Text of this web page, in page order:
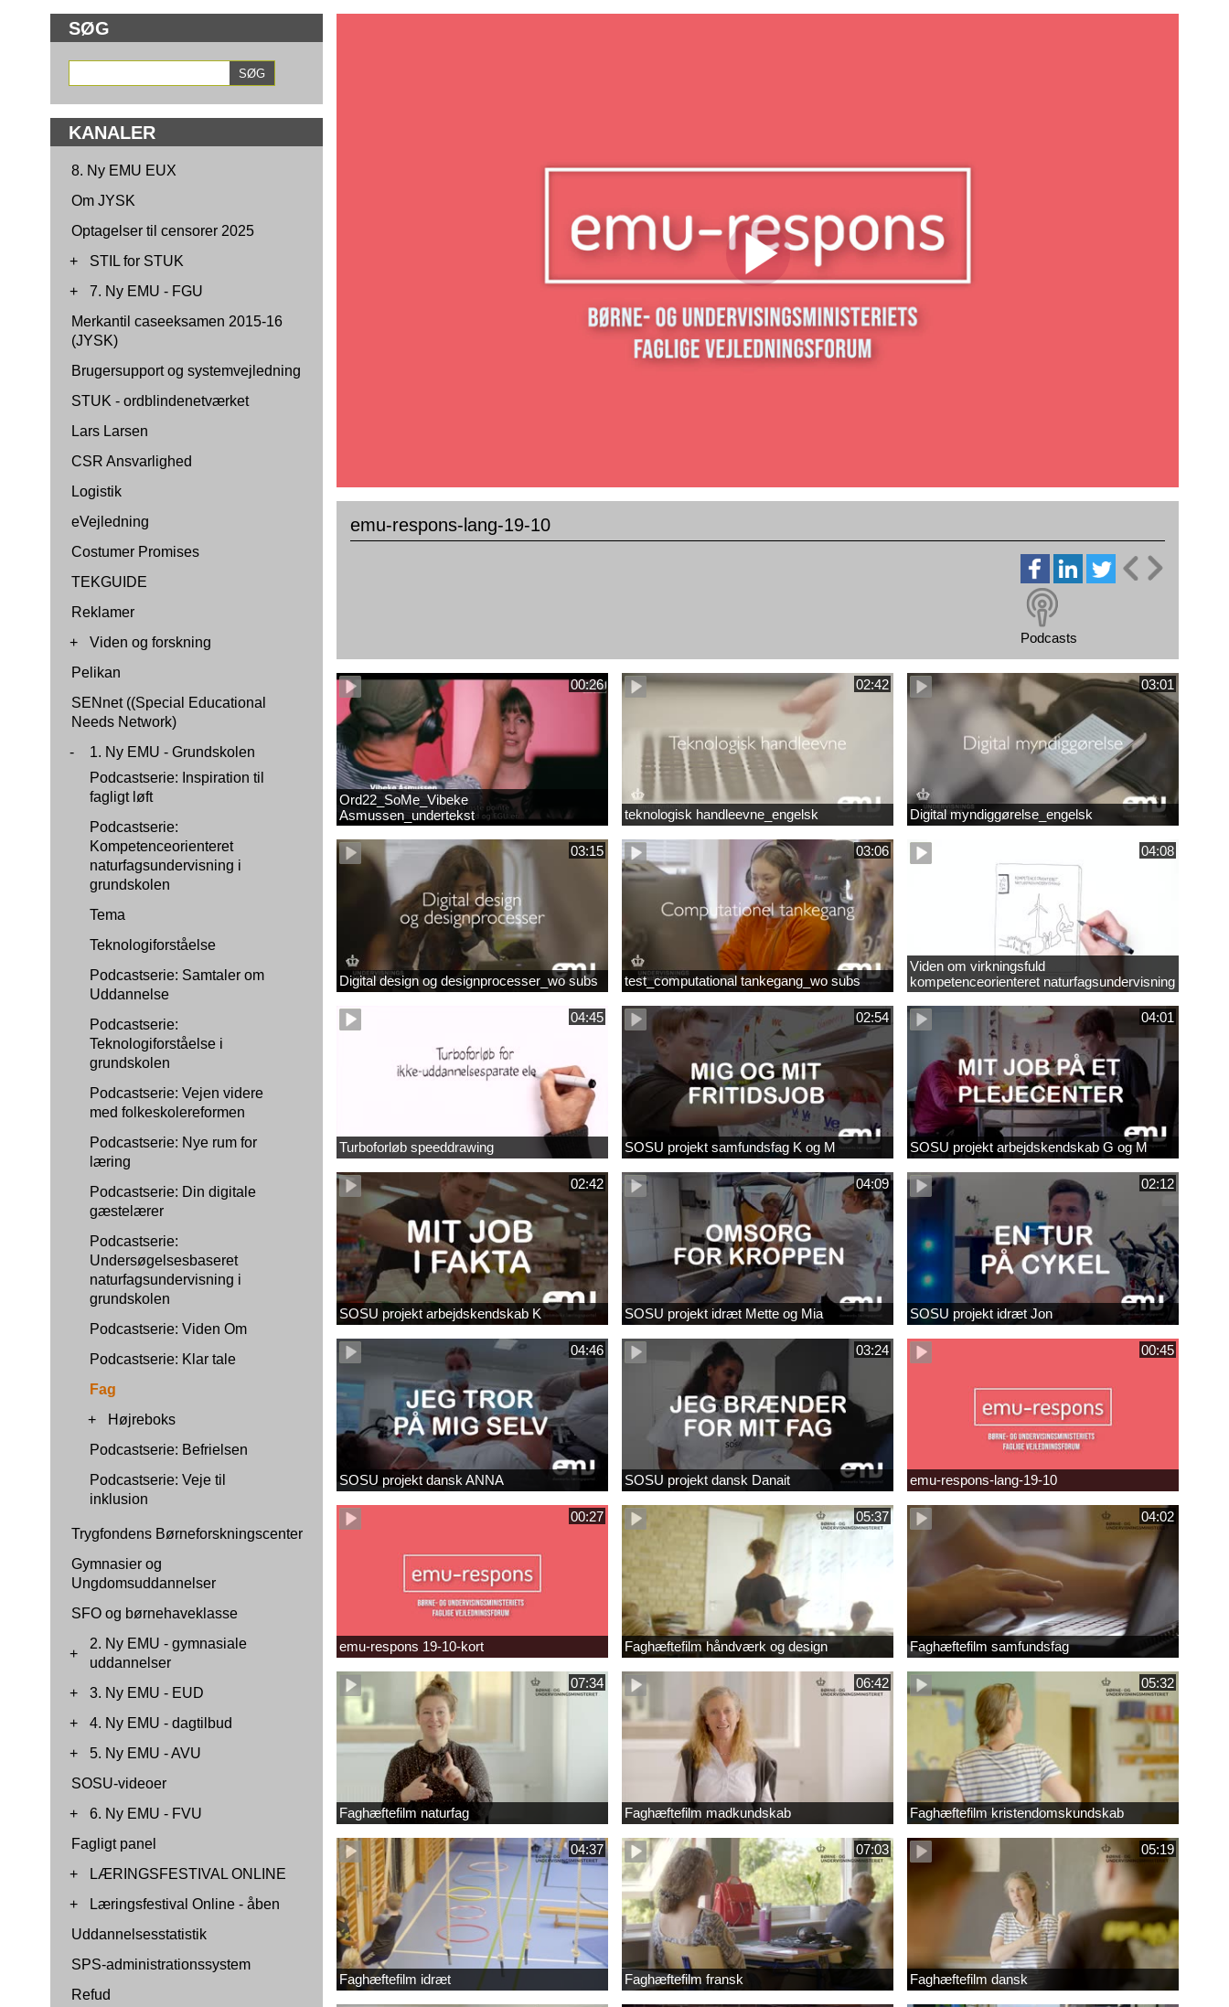
SØG
KANALER
8. Ny EMU EUX
Om JYSK
Optagelser til censorer 2025
+
STIL for STUK
+
7. Ny EMU - FGU
Merkantil caseeksamen 2015-16
(JYSK)
Brugersupport og systemvejledning
STUK - ordblindenetværket
Lars Larsen
CSR Ansvarlighed
Logistik
eVejledning
Costumer Promises
TEKGUIDE
Reklamer
+
Viden og forskning
Pelikan
SENnet ((Special Educational
Needs Network)
-
1. Ny EMU - Grundskolen
Podcastserie: Inspiration til
fagligt løft
Podcastserie:
Kompetenceorienteret
naturfagsundervisning i
grundskolen
Tema
Teknologiforståelse
Podcastserie: Samtaler om
Uddannelse
Podcastserie:
Teknologiforståelse i
grundskolen
Podcastserie: Vejen videre
med folkeskolereformen
Podcastserie: Nye rum for
læring
Podcastserie: Din digitale
gæstelærer
Podcastserie:
Undersøgelsesbaseret
naturfagsundervisning i
grundskolen
Podcastserie: Viden Om
Podcastserie: Klar tale
Fag
+
Højreboks
Podcastserie: Befrielsen
Podcastserie: Veje til
inklusion
Trygfondens Børneforskningscenter
Gymnasier og
Ungdomsuddannelser
SFO og børnehaveklasse
+
2. Ny EMU - gymnasiale
uddannelser
+
3. Ny EMU - EUD
+
4. Ny EMU - dagtilbud
+
5. Ny EMU - AVU
SOSU-videoer
+
6. Ny EMU - FVU
Fagligt panel
+
LÆRINGSFESTIVAL ONLINE
+
Læringsfestival Online - åben
Uddannelsesstatistik
SPS-administrationssystem
Refud
emu-respons-lang-19-10
Podcasts
00:26
Ord22_SoMe_Vibeke
Asmussen_undertekst
02:42
teknologisk handleevne_engelsk
03:01
Digital myndiggørelse_engelsk
03:15
Digital design og designprocesser_wo subs
03:06
test_computational tankegang_wo subs
04:08
Viden om virkningsfuld
kompetenceorienteret naturfagsundervisning
04:45
Turboforløb speeddrawing
02:54
SOSU projekt samfundsfag K og M
04:01
SOSU projekt arbejdskendskab G og M
02:42
SOSU projekt arbejdskendskab K
04:09
SOSU projekt idræt Mette og Mia
02:12
SOSU projekt idræt Jon
04:46
SOSU projekt dansk ANNA
03:24
SOSU projekt dansk Danait
00:45
emu-respons-lang-19-10
00:27
emu-respons 19-10-kort
05:37
Faghæftefilm håndværk og design
04:02
Faghæftefilm samfundsfag
07:34
Faghæftefilm naturfag
06:42
Faghæftefilm madkundskab
05:32
Faghæftefilm kristendomskundskab
04:37
Faghæftefilm idræt
07:03
Faghæftefilm fransk
05:19
Faghæftefilm dansk